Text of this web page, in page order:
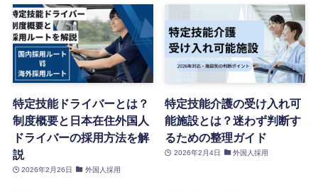
特定技能ドライバーとは？
制度概要と日本在住外国人
ドライバーの採用方法を解
説
2026年2月26日 外国人採用
特定技能介護の受け入れ可
能施設とは？迷わず判断す
るための整理ガイド
2026年2月4日 外国人採用